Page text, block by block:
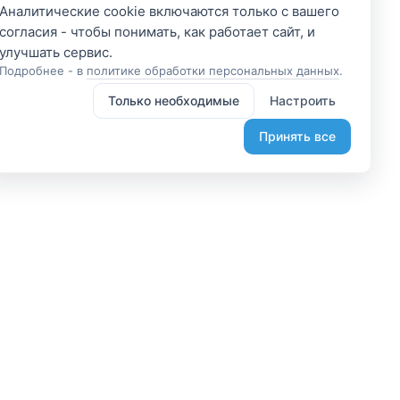
Аналитические cookie включаются только с вашего
согласия - чтобы понимать, как работает сайт, и
Подробнее - в политике обработки персональных данных.
Только необходимые Настроить
Принять все